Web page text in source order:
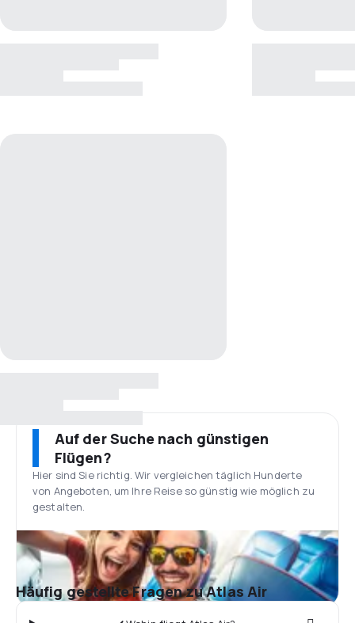
Auf der Suche nach günstigen
Flügen?
Hier sind Sie richtig. Wir vergleichen täglich Hunderte
von Angeboten, um Ihre Reise so günstig wie möglich zu
gestalten.
Häufig gestellte Fragen zu Atlas Air